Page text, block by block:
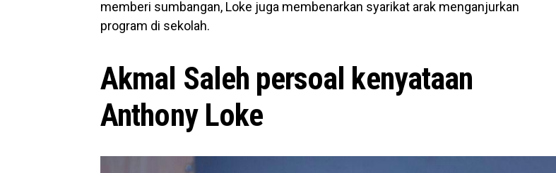
memberi sumbangan, Loke juga membenarkan syarikat arak menganjurkan
program di sekolah.
Akmal Saleh persoal kenyataan
Anthony Loke